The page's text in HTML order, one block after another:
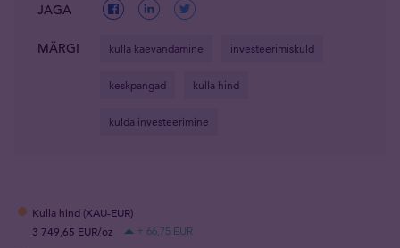
JAGA
MÄRGI kulla kaevandamine investeerimiskuld
keskpangad kulla hind
kulda investeerimine
Kulla hind (XAU-EUR)
3 749,65 EUR/oz
+ 66,75 EUR